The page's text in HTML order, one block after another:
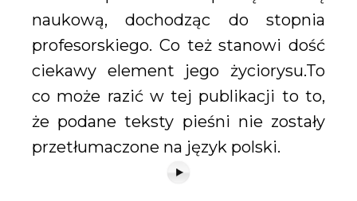
naukową, dochodząc do stopnia
profesorskiego. Co też stanowi dość
ciekawy element jego życiorysu.To
co może razić w tej publikacji to to,
że podane teksty pieśni nie zostały
przetłumaczone na język polski.